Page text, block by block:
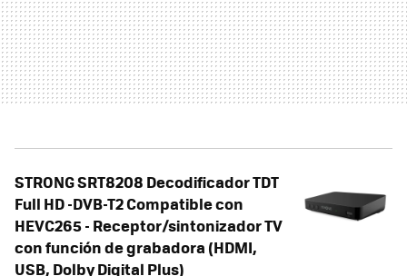
STRONG SRT8208 Decodificador TDT
Full HD -DVB-T2 Compatible con
HEVC265 - Receptor/sintonizador TV
con función de grabadora (HDMI,
USB, Dolby Digital Plus)